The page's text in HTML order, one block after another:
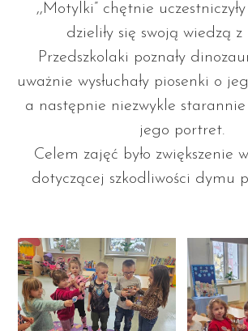
,,Motylki” chętnie
dzieliły się swoją wiedzą
Przedszkolaki poznały
uważnie wysłuchały piosenki o
a następnie niezwykle starannie
jego portret.
Celem zajęć było zwiększenie
dotyczącej szkodliwości dymu